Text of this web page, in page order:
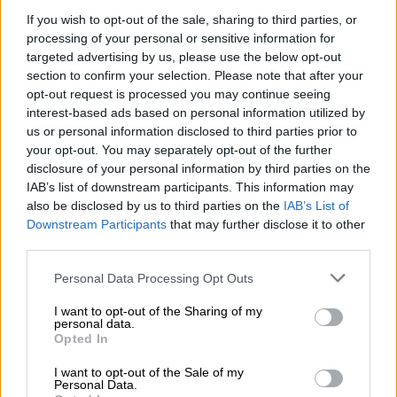
If you wish to opt-out of the sale, sharing to third parties, or
processing of your personal or sensitive information for
targeted advertising by us, please use the below opt-out
section to confirm your selection. Please note that after your
opt-out request is processed you may continue seeing
interest-based ads based on personal information utilized by
us or personal information disclosed to third parties prior to
your opt-out. You may separately opt-out of the further
disclosure of your personal information by third parties on the
IAB’s list of downstream participants. This information may
also be disclosed by us to third parties on the IAB’s List of
Downstream Participants that may further disclose it to other
Please note that this website/app uses one or more Google
not limited to your visit or usage behaviour. You may click to
grant or deny consent to Google and its third-party tags to
use your data for below specified purposes in below Google
consent section.
Personal Data Processing Opt Outs
I want to opt-out of the Sharing of my
personal data.
Opted In
I want to opt-out of the Sale of my
Personal Data.
θέση. Νωρίτερα,σε ηλικία 9 ετών
συμμετείχε στο Ολλανδικό «The Voice Kids»
όπου και ξεχώρισε για τις εκπληκτικές
φωνητικές της ικανότητες. Μετρά επίσης
αρκετές συμμετοχές στην παιδική χορωδία
της Ολλανδίας με την οποία και τραγούδησε
μπροστά στα μέλη της βασιλικής
οικογένειας της Ολλανδίας.